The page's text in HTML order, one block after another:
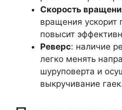
Скорость
вращения ускорит
повысит
Реверс: наличие
легко менять
шуруповерта и
выкручивание